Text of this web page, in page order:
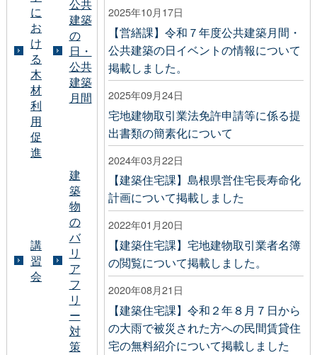
2025年10月17日
【営繕課】令和７年度公共建築月間・
公共建築の日イベントの情報について
掲載しました。
2025年09月24日
宅地建物取引業法免許申請等に係る提
出書類の簡素化について
2024年03月22日
【建築住宅課】島根県営住宅長寿命化
計画について掲載しました
2022年01月20日
【建築住宅課】宅地建物取引業者名簿
の閲覧について掲載しました。
2020年08月21日
【建築住宅課】令和２年８月７日から
の大雨で被災された方への民間賃貸住
宅の無料紹介について掲載しました
に
お
け
る
木
材
利
用
促
進
公共
建築
の
日・
公共
建築
月間
講
習
会
建
築
物
の
バ
リ
ア
フ
リ
ー
対
策